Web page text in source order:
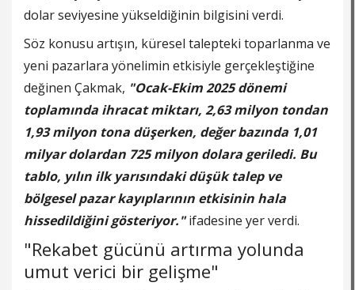
dolar seviyesine yükseldiğinin bilgisini verdi.
Söz konusu artışın, küresel talepteki toparlanma ve
yeni pazarlara yönelimin etkisiyle gerçekleştiğine
değinen Çakmak, "Ocak-Ekim 2025 dönemi
toplamında ihracat miktarı, 2,63 milyon tondan
1,93 milyon tona düşerken, değer bazında 1,01
milyar dolardan 725 milyon dolara geriledi. Bu
tablo, yılın ilk yarısındaki düşük talep ve
bölgesel pazar kayıplarının etkisinin hala
hissedildiğini gösteriyor."ifadesine yer verdi.
"Rekabet gücünü artırma yolunda
umut verici bir gelişme"